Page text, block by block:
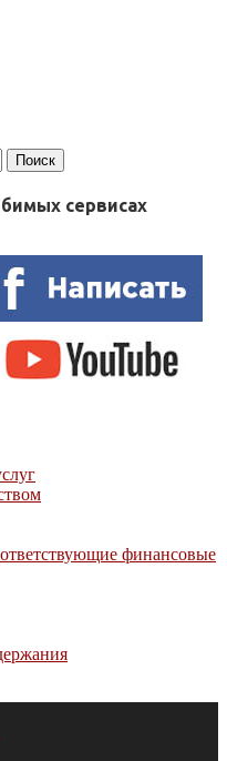
сервисах
финансовые